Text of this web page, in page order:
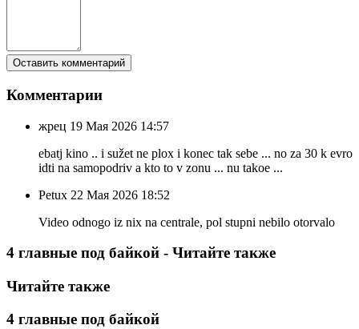
Комментарии
жрец 19 Мая 2026 14:57
ebatj kino .. i sužet ne plox i konec tak sebe ... no za 30 k evro
idti na samopodriv a kto to v zonu ... nu takoe ...
Petux 22 Мая 2026 18:52
Video odnogo iz nix na centrale, pol stupni nebilo otorvalo
4 главные под байкой - Читайте также
Читайте также
4 главные под байкой